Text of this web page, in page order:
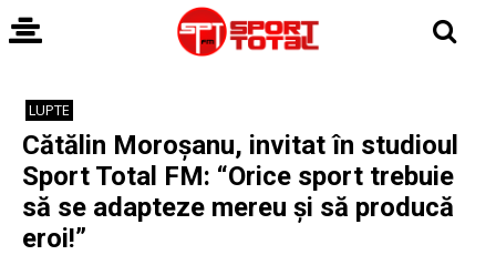
LUPTE
Cătălin Moroșanu, invitat în studioul
Sport Total FM: “Orice sport trebuie
să se adapteze mereu și să producă
eroi!”